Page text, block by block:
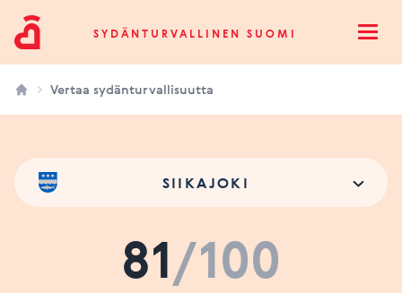
Sydänturvallinen SuomiSYDÄNTURVALLINEN SUOMI
Vertaa sydänturvallisuutta
SIIKAJOKI
81/100